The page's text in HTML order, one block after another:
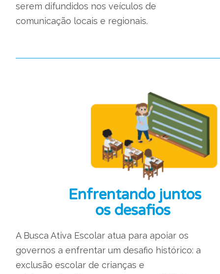
serem difundidos nos veículos de
comunicação locais e regionais.
Enfrentando juntos
os desafios
A Busca Ativa Escolar atua para apoiar os
governos a enfrentar um desafio histórico: a
exclusão escolar de crianças e